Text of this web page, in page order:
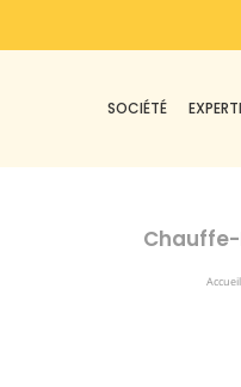
SOCIÉTÉ
Accueil